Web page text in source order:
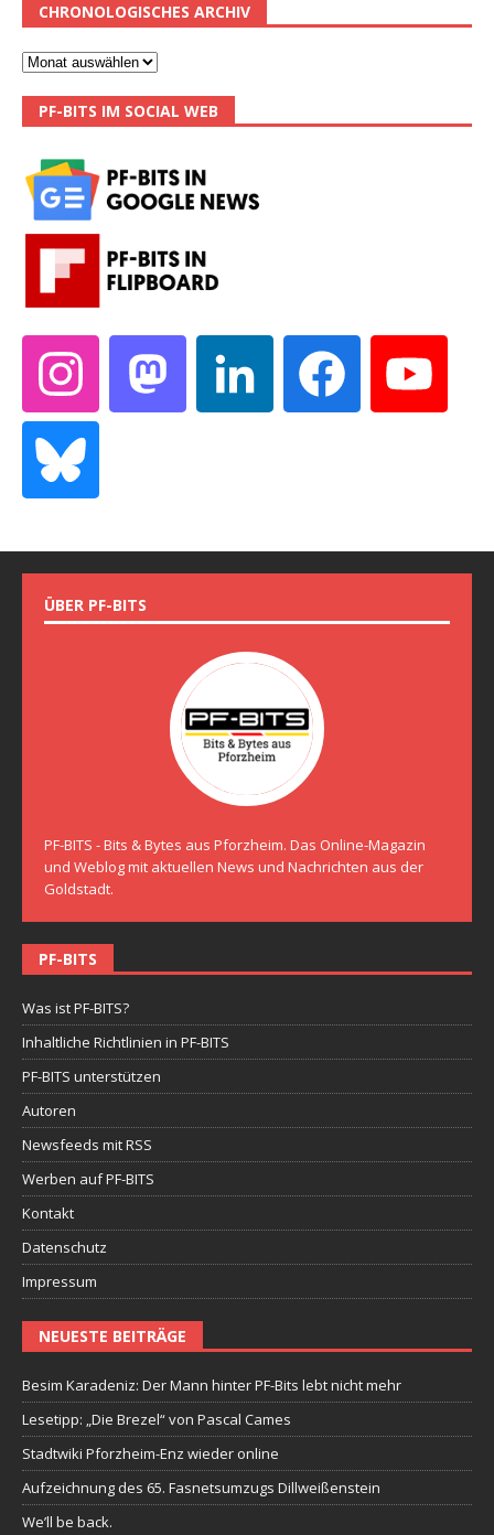
CHRONOLOGISCHES ARCHIV
PF-BITS IM SOCIAL WEB
ÜBER PF-BITS
PF-BITS - Bits & Bytes aus Pforzheim. Das Online-Magazin
und Weblog mit aktuellen News und Nachrichten aus der
Goldstadt.
PF-BITS
Was ist PF-BITS?
Inhaltliche Richtlinien in PF-BITS
PF-BITS unterstützen
Autoren
Newsfeeds mit RSS
Werben auf PF-BITS
Kontakt
Datenschutz
Impressum
NEUESTE BEITRÄGE
Besim Karadeniz: Der Mann hinter PF-Bits lebt nicht mehr
Lesetipp: „Die Brezel“ von Pascal Cames
Stadtwiki Pforzheim-Enz wieder online
Aufzeichnung des 65. Fasnetsumzugs Dillweißenstein
We’ll be back.